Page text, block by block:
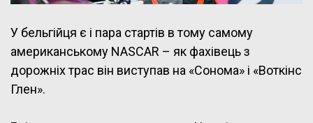
У бельгійця є і пара стартів в тому самому
американському NASCAR – як фахівець з
дорожніх трас він виступав на «Сонома» і «Воткінс
Глен».